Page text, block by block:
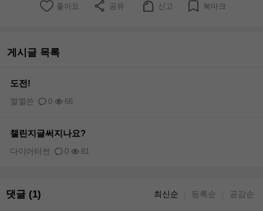
좋아요 공유 신고 북마크
게시글 목록
도전!
0 66
껄껄쓴
챌린지글써지나요?
0 81
다이어터썬
댓글 (1) 최신순 등록순 공감순